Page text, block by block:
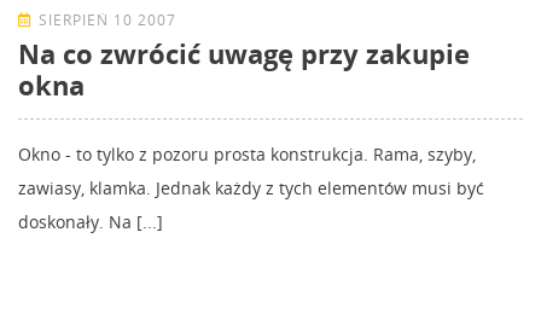
SIERPIEŃ 10 2007
Na co zwrócić uwagę przy zakupie
okna
Okno - to tylko z pozoru prosta konstrukcja. Rama, szyby,
zawiasy, klamka. Jednak każdy z tych elementów musi być
doskonały. Na [...]